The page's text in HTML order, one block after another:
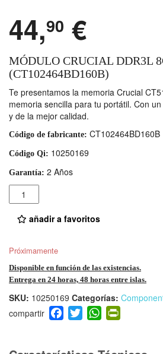
44,90 €
MÓDULO CRUCIAL DDR3L
(CT102464BD160B)
Te presentamos la memoria Crucial
memoria sencilla para tu portátil. Con
y de la mejor calidad.
Código de fabricante: CT102464BD160B
Código Qi: 10250169
Garantía: 2 Años
Cantidad
añadir a favoritos
Próximamente
Disponible en función de las existencias.
Entrega en 24 horas, 48 horas entre islas.
SKU: 10250169 Categorías:
F
a
T
wi
W
h